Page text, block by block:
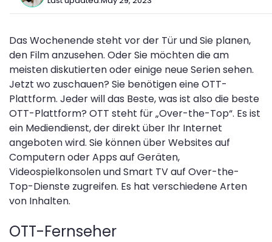
Das Wochenende steht vor der Tür und Sie planen,
den Film anzusehen. Oder Sie möchten die am
meisten diskutierten oder einige neue Serien sehen.
Jetzt wo zuschauen? Sie benötigen eine OTT-
Plattform. Jeder will das Beste, was ist also die beste
OTT-Plattform? OTT steht für „Over-the-Top“. Es ist
ein Mediendienst, der direkt über Ihr Internet
angeboten wird. Sie können über Websites auf
Computern oder Apps auf Geräten,
Videospielkonsolen und Smart TV auf Over-the-
Top-Dienste zugreifen. Es hat verschiedene Arten
von Inhalten.
OTT-Fernseher